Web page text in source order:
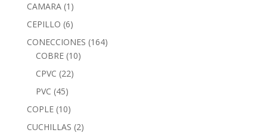
CAMARA (1)
CEPILLO (6)
CONECCIONES (164)
COBRE (10)
CPVC (22)
PVC (45)
COPLE (10)
CUCHILLAS (2)